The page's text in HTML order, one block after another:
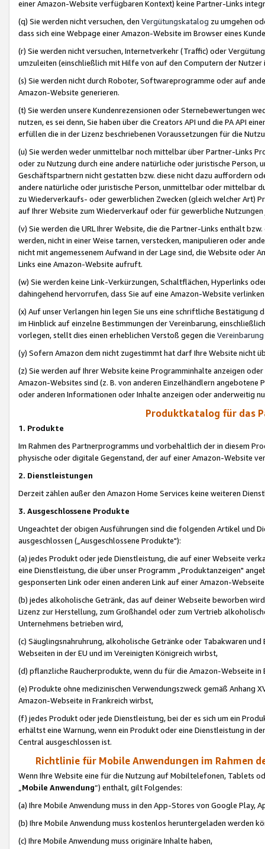
einer Amazon-Website verfügbaren Kontext) keine Partner-Links
(q) Sie werden nicht versuchen, den Vergütungskatalog zu umgehen
dass sich eine Webpage einer Amazon-Website im Browser eines
(r) Sie werden nicht versuchen, Internetverkehr (Traffic) oder
umzuleiten (einschließlich mit Hilfe von auf den Computern der
(s) Sie werden nicht durch Roboter, Softwareprogramme oder auf
Amazon-Website generieren.
(t) Sie werden unsere Kundenrezensionen oder Sternebewertungen
nutzen, es sei denn, Sie haben über die Creators API und die PA API
erfüllen die in der Lizenz beschriebenen Voraussetzungen für die
(u) Sie werden weder unmittelbar noch mittelbar über Partner-Links
oder zu Nutzung durch eine andere natürliche oder juristische
Geschäftspartnern nicht gestatten bzw. diese nicht dazu auffordern
andere natürliche oder juristische Person, unmittelbar oder mittelbar
zu Wiederverkaufs- oder gewerblichen Zwecken (gleich welcher Art)
auf Ihrer Website zum Wiederverkauf oder für gewerbliche
(v) Sie werden die URL Ihrer Website, die die Partner-Links enthält
werden, nicht in einer Weise tarnen, verstecken, manipulieren oder
nicht mit angemessenem Aufwand in der Lage sind, die Website oder
Links eine Amazon-Website aufruft.
(w) Sie werden keine Link-Verkürzungen, Schaltflächen, Hyperlinks
dahingehend hervorrufen, dass Sie auf eine Amazon-Website
(x) Auf unser Verlangen hin legen Sie uns eine schriftliche
im Hinblick auf einzelne Bestimmungen der Vereinbarung,
vorlegen, stellt dies einen erheblichen Verstoß gegen die Vereinbarung
(y) Sofern Amazon dem nicht zugestimmt hat darf Ihre Website nicht
(z) Sie werden auf Ihrer Website keine Programminhalte anzeigen
Amazon-Websites sind (z. B. von anderen Einzelhändlern
oder anderen Informationen oder Inhalte anzeigen oder anderweitig
Produktkatalog für das
1. Produkte
Im Rahmen des Partnerprogramms und vorbehaltlich der in diesem
physische oder digitale Gegenstand, der auf einer Amazon-Website
2. Dienstleistungen
Derzeit zählen außer den Amazon Home Services keine weiteren
3. Ausgeschlossene Produkte
Ungeachtet der obigen Ausführungen sind die folgenden Artikel und
ausgeschlossen („Ausgeschlossene Produkte"):
(a) jedes Produkt oder jede Dienstleistung, die auf einer Webseite
eine Dienstleistung, die über unser Programm „Produktanzeigen"
gesponserten Link oder einen anderen Link auf einer Amazon-
(b) jedes alkoholische Getränk, das auf deiner Webseite beworben
Lizenz zur Herstellung, zum Großhandel oder zum Vertrieb
Unternehmens betrieben wird,
(c) Säuglingsnahruhrung, alkoholische Getränke oder Tabakwaren
Webseiten in der EU und im Vereinigten Königreich wirbst,
(d) pflanzliche Raucherprodukte, wenn du für die Amazon-Webseite in
(e) Produkte ohne medizinischen Verwendungszweck gemäß Anhang
Amazon-Webseite in Frankreich wirbst,
(f) jedes Produkt oder jede Dienstleistung, bei der es sich um ein
erhältst eine Warnung, wenn ein Produkt oder eine Dienstleistung in
Central ausgeschlossen ist.
Richtlinie für Mobile Anwendungen im Rahmen
Wenn Ihre Website eine für die Nutzung auf Mobiltelefonen, Tablets
„Mobile Anwendung“) enthält, gilt Folgendes:
(a) Ihre Mobile Anwendung muss in den App-Stores von Google Play,
(b) Ihre Mobile Anwendung muss kostenlos heruntergeladen werden
(c) Ihre Mobile Anwendung muss originäre Inhalte haben,